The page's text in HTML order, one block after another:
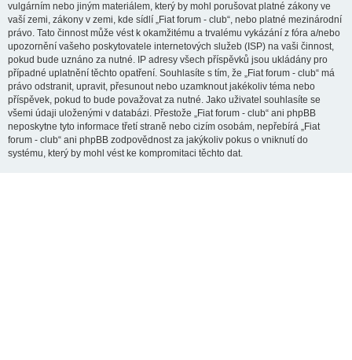
vulgárním nebo jiným materiálem, který by mohl porušovat platné zákony ve
vaší zemi, zákony v zemi, kde sídlí „Fiat forum - club“, nebo platné mezinárodní
právo. Tato činnost může vést k okamžitému a trvalému vykázání z fóra a/nebo
upozornění vašeho poskytovatele internetových služeb (ISP) na vaši činnost,
pokud bude uznáno za nutné. IP adresy všech příspěvků jsou ukládány pro
případné uplatnění těchto opatření. Souhlasíte s tím, že „Fiat forum - club“ má
právo odstranit, upravit, přesunout nebo uzamknout jakékoliv téma nebo
příspěvek, pokud to bude považovat za nutné. Jako uživatel souhlasíte se
všemi údaji uloženými v databázi. Přestože „Fiat forum - club“ ani phpBB
neposkytne tyto informace třetí straně nebo cizím osobám, nepřebírá „Fiat
forum - club“ ani phpBB zodpovědnost za jakýkoliv pokus o vniknutí do
systému, který by mohl vést ke kompromitaci těchto dat.